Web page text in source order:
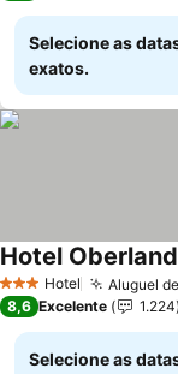
Selecione as
exatos.
3 EstrelasHotel Aluguel
Hotel Oberland
8,6 Excelente 1.224
Selecione as